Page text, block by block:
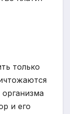
только
организма
и его